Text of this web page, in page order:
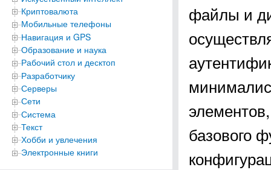
Криптовалюта
Мобильные телефоны
Навигация и GPS
Образование и наука
Рабочий стол и десктоп
Разработчику
Серверы
Сети
Система
Текст
Хобби и увлечения
Электронные книги
файлы и
базового